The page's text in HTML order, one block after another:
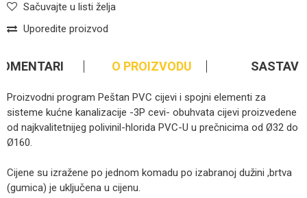
Sačuvajte u listi želja
Uporedite proizvod
O PROIZVODU SASTAV
Proizvodni program Peštan PVC cijevi i spojni elementi za
sisteme kućne kanalizacije -3P cevi- obuhvata cijevi proizvedene
od najkvalitetnijeg polivinil-hlorida PVC-U u prečnicima od Ø32 do
Ø160.
Cijene su izražene po jednom komadu po izabranoj dužini ,brtva
(gumica) je uključena u cijenu.